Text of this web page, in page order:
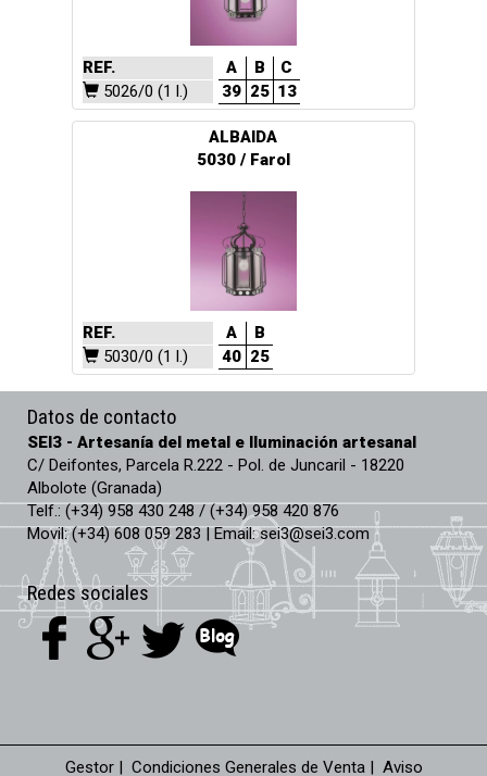
REF. A B
C
5026/0 (1 l.)
39 25 13
ALBAIDA
5030 / Farol
REF. A
B
5030/0 (1 l.)
40 25
Datos de contacto
SEI3 - Artesanía del metal e Iluminación artesanal
C/ Deifontes, Parcela R.222 - Pol. de Juncaril - 18220
Albolote (Granada)
Telf.: (+34) 958 430 248 / (+34) 958 420 876
Movil: (+34) 608 059 283 | Email:sei3@sei3.com
Redes sociales
Gestor| Condiciones Generales de Venta| Aviso